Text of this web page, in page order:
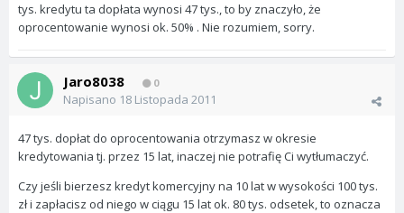
tys. kredytu ta dopłata wynosi 47 tys., to by znaczyło, że
oprocentowanie wynosi ok. 50% . Nie rozumiem, sorry.
Jaro8038 0
Napisano 18 Listopada 2011
47 tys. dopłat do oprocentowania otrzymasz w okresie
kredytowania tj. przez 15 lat, inaczej nie potrafię Ci wytłumaczyć.
Czy jeśli bierzesz kredyt komercyjny na 10 lat w wysokości 100 tys.
zł i zapłacisz od niego w ciągu 15 lat ok. 80 tys. odsetek, to oznacza